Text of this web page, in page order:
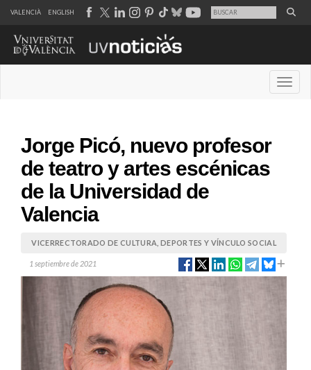
VALENCIÀ ENGLISH
Jorge Picó, nuevo profesor
de teatro y artes escénicas
de la Universidad de
Valencia
VICERRECTORADO DE CULTURA, DEPORTES Y VÍNCULO SOCIAL
1 septiembre de 2021